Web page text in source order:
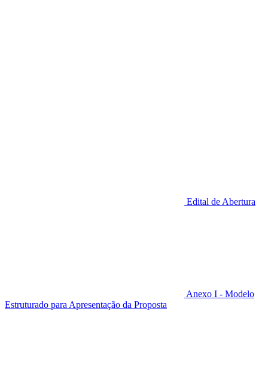
Edital de Abertura
Anexo I - Modelo
Estruturado para Apresentação da Proposta